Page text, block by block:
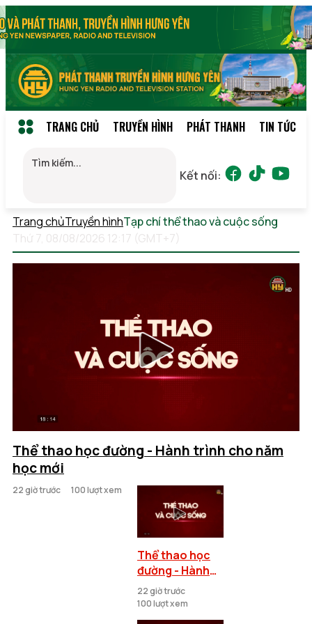
TRANG CHỦ TRUYỀN HÌNH PHÁT THANH TIN TỨC
Kết nối:
Trang chủTruyền hìnhTạp chí thể thao và cuộc sống
Thứ 7, 08/08/2026 12:17 (GMT+7)
Thể thao học đường - Hành trình cho năm
học mới
22 giờ trước 100 lượt xem
Thể thao học
đường - Hành
trình cho năm
học mới
22 giờ trước
100 lượt xem